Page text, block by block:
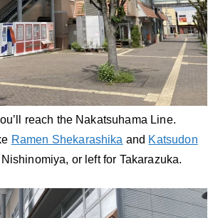
reach the Nakatsuhama Line.
Ramen Shekarashika and Katsudon
or left for Takarazuka.